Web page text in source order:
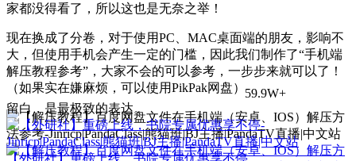
家都没得看了，所以这也是无奈之举！
现在换成了分卷，对于使用PC、MAC桌面端的朋友，影响不
大，但使用手机会产生一定的门槛，因此我们制作了“手机端
解压教程参考”，大家不会的可以参考，一步步来就可以了！
（如果实在嫌麻烦，可以使用PikPak网盘） 59.9W+
留白，是最极致的表达。
【外研社】重磅上线，书院专属优惠享不停